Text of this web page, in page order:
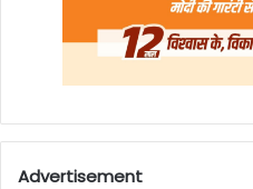
Advertisement